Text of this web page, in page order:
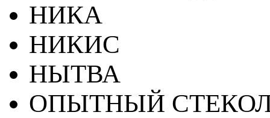
НИКА
НИКИС
НЫТВА
ОПЫТНЫЙ